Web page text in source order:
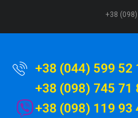
+38
+38 (044) 599 52
+38 (098) 745 71
+38 (098) 119 93